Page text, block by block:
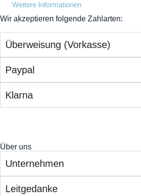
Weitere Informationen
Wir akzeptieren folgende Zahlarten:
Überweisung (Vorkasse)
Paypal
Klarna
Über uns
Unternehmen
Leitgedanke